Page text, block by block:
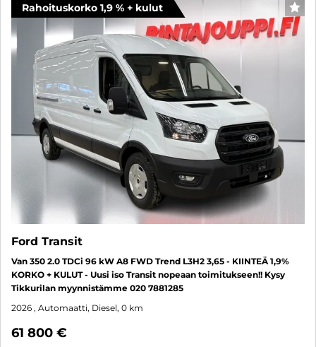
Rahoituskorko 1,9 % + kulut
Ford Transit
Van 350 2.0 TDCi 96 kW A8 FWD Trend L3H2 3,65 - KIINTEÄ 1,9%
KORKO + KULUT - Uusi iso Transit nopeaan toimitukseen!! Kysy
Tikkurilan myynnistämme 020 7881285
2026 , Automaatti, Diesel, 0 km
61 800 €